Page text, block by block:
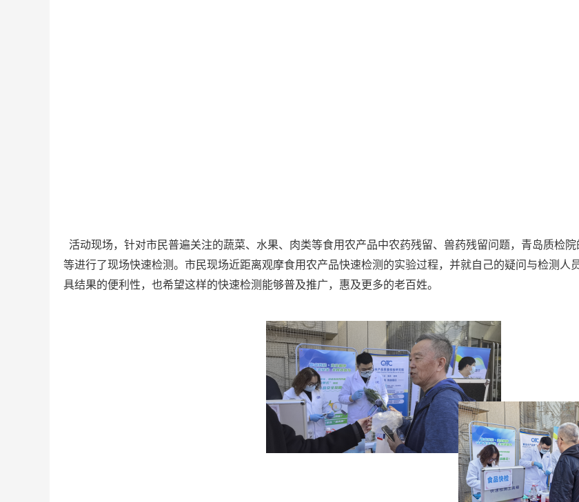
活动现场，针对市民普遍关注的蔬菜、水果、肉类等食用农产品中农药残留、兽药残留问题，青岛质检
等进行了现场快速检测。市民现场近距离观摩食用农产品快速检测的实验过程，并就自己的疑问与检测
具结果的便利性，也希望这样的快速检测能够普及推广，惠及更多的老百姓。